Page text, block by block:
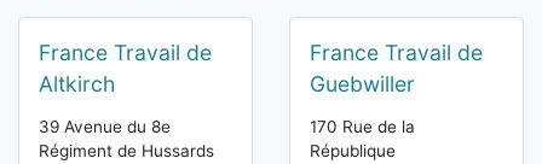
France Travail de
Altkirch
39 Avenue du 8e
Régiment de Hussards
France Travail de
Guebwiller
170 Rue de la
République